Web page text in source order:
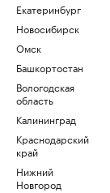
Екатеринбург
Новосибирск
Омск
Башкортостан
Вологодская
область
Калининград
Краснодарский
край
Нижний
Новгород